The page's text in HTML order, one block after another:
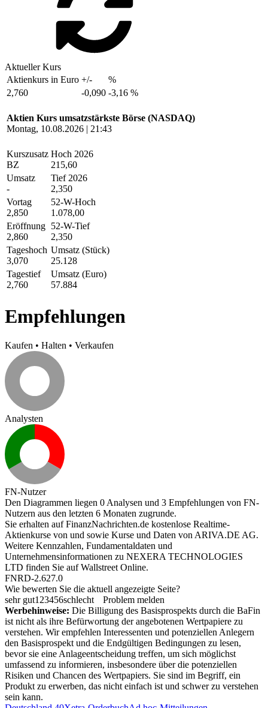
Aktueller Kurs
Aktienkurs in Euro +/-
%
2,760
-0,090 -3,16 %
Aktien Kurs umsatzstärkste Börse (NASDAQ)
Montag, 10.08.2026 | 21:43
Kurszusatz
BZ
Hoch 2026
215,60
Umsatz
-
Tief 2026
2,350
Vortag
2,850
52-W-Hoch
1.078,00
Eröffnung
2,860
52-W-Tief
2,350
Tageshoch
3,070
Umsatz (Stück)
25.128
Tagestief
2,760
Umsatz (Euro)
57.884
Empfehlungen
Kaufen • Halten • Verkaufen
Analysten
FN-Nutzer
Den Diagrammen liegen 0 Analysen und 3 Empfehlungen von FN-
Nutzern aus den letzten 6 Monaten zugrunde.
Sie erhalten auf FinanzNachrichten.de kostenlose Realtime-
Aktienkurse von und sowie Kurse und Daten von ARIVA.DE AG.
Weitere Kennzahlen, Fundamentaldaten und
Unternehmensinformationen zu NEXERA TECHNOLOGIES
LTD finden Sie aufWallstreet Online.
FNRD-2.627.0
Wie bewerten Sie die aktuell angezeigte Seite?
sehr gut1 23456schlecht
Problem melden
Werbehinweise: Die Billigung des Basisprospekts durch die BaFin
ist nicht als ihre Befürwortung der angebotenen Wertpapiere zu
verstehen. Wir empfehlen Interessenten und potenziellen Anlegern
den Basisprospekt und die Endgültigen Bedingungen zu lesen,
bevor sie eine Anlageentscheidung treffen, um sich möglichst
umfassend zu informieren, insbesondere über die potenziellen
Risiken und Chancen des Wertpapiers. Sie sind im Begriff, ein
Produkt zu erwerben, das nicht einfach ist und schwer zu verstehen
sein kann.